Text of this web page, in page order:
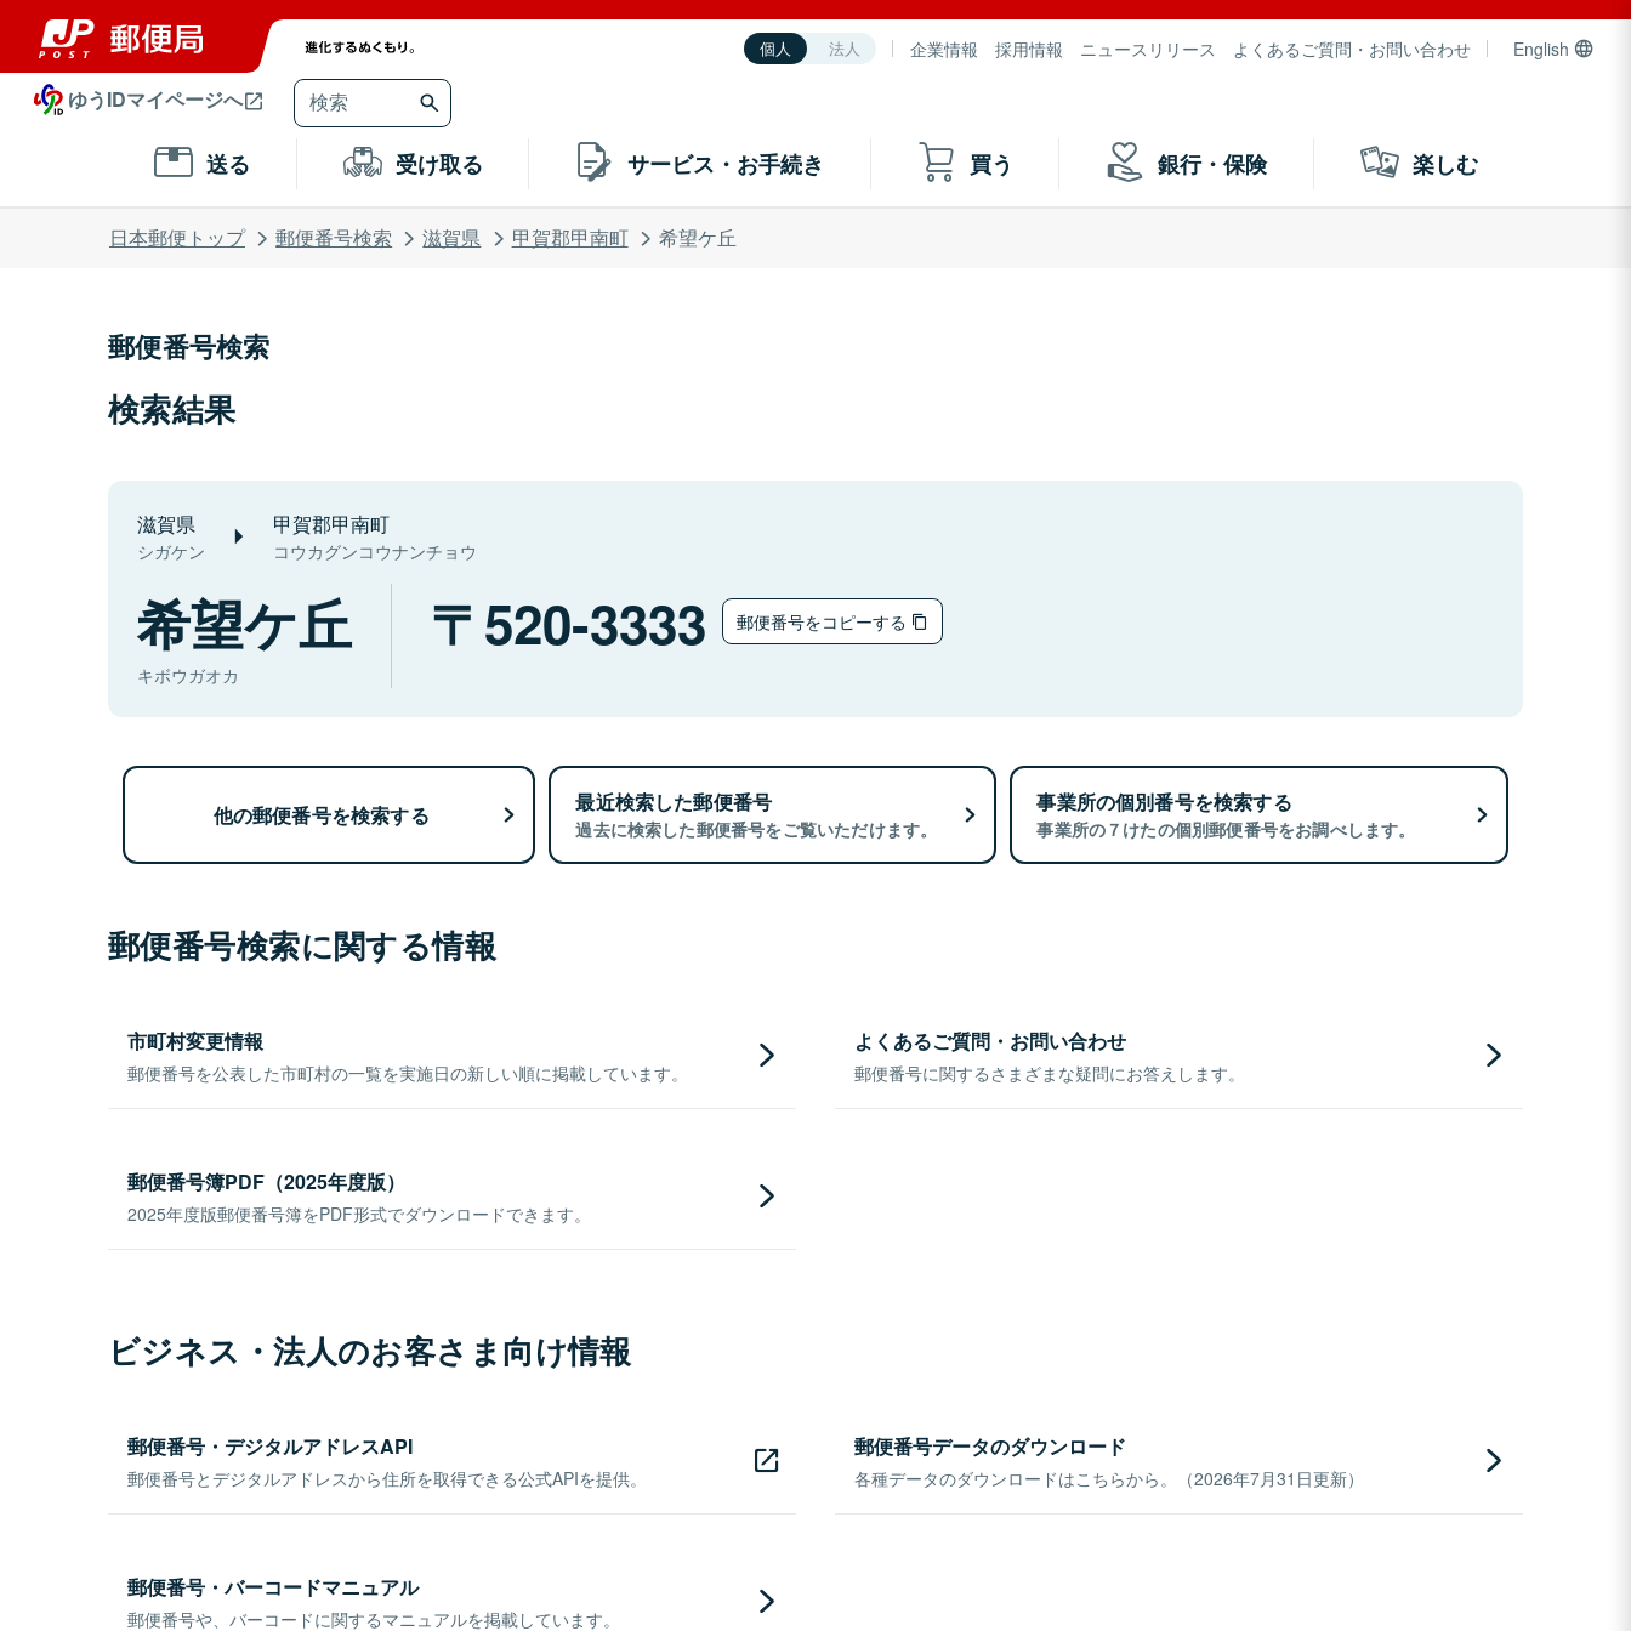
個人 法人 企業情報 採用情報 ニュースリリース よくあるご質問・お問い合わせ English
ゆうIDマイページへ
送る 受け取る サービス・お手続き 買う 銀行・保険 楽しむ
日本郵便トップ 郵便番号検索 滋賀県 甲賀郡甲南町 希望ケ丘
郵便番号検索
検索結果
滋賀県
シガケン
甲賀郡甲南町
コウカグンコウナンチョウ
希望ケ丘
キボウガオカ
520-3333 郵便番号をコピーする
他の郵便番号を検索する 最近検索した郵便番号
過去に検索した郵便番号をご覧いただけます。
事業所の個別番号を検索する
事業所の７けたの個別郵便番号をお調べします。
郵便番号検索に関する情報
市町村変更情報
郵便番号を公表した市町村の一覧を実施日の新しい順に掲載しています。
よくあるご質問・お問い合わせ
郵便番号に関するさまざまな疑問にお答えします。
郵便番号簿PDF（2025年度版）
2025年度版郵便番号簿をPDF形式でダウンロードできます。
ビジネス・法人のお客さま向け情報
郵便番号・デジタルアドレスAPI
郵便番号とデジタルアドレスから住所を取得できる公式APIを提供。
郵便番号データのダウンロード
各種データのダウンロードはこちらから。（2026年7月31日更新）
郵便番号・バーコードマニュアル
郵便番号や、バーコードに関するマニュアルを掲載しています。